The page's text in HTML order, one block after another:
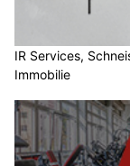
IR Services,
Immobilie